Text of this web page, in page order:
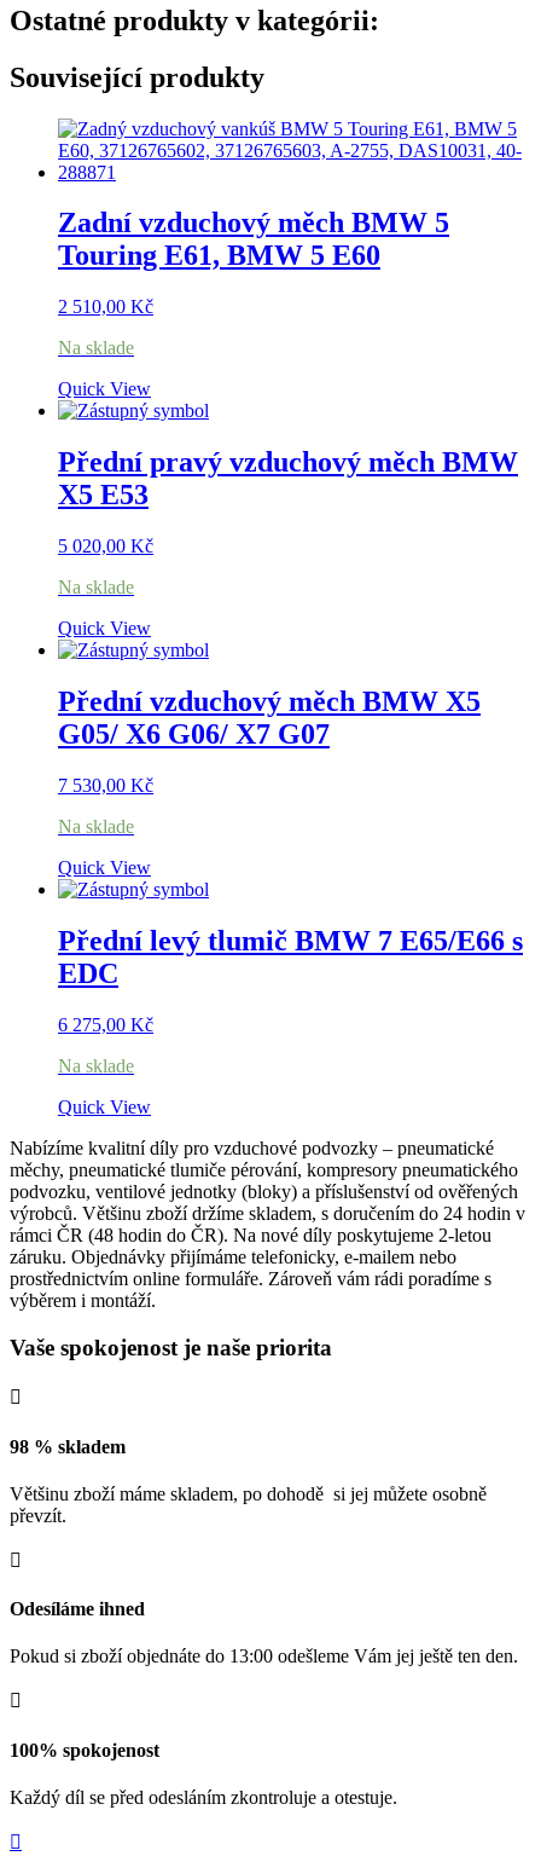
Ostatné produkty v kategórii:
Související produkty
Zadní vzduchový měch BMW 5
Touring E61, BMW 5 E60
2 510,00 Kč
Na sklade
Quick View
Přední pravý vzduchový měch BMW
X5 E53
5 020,00 Kč
Na sklade
Quick View
Přední vzduchový měch BMW X5
G05/ X6 G06/ X7 G07
7 530,00 Kč
Na sklade
Quick View
Přední levý tlumič BMW 7 E65/E66 s
EDC
6 275,00 Kč
Na sklade
Quick View
Nabízíme kvalitní díly pro vzduchové podvozky – pneumatické
měchy, pneumatické tlumiče pérování, kompresory pneumatického
podvozku, ventilové jednotky (bloky) a příslušenství od ověřených
výrobců. Většinu zboží držíme skladem, s doručením do 24 hodin v
rámci ČR (48 hodin do ČR). Na nové díly poskytujeme 2-letou
záruku. Objednávky přijímáme telefonicky, e-mailem nebo
prostřednictvím online formuláře. Zároveň vám rádi poradíme s
výběrem i montáží.
Vaše spokojenost je naše priorita

98 % skladem
Většinu zboží máme skladem, po dohodě si jej můžete osobně
převzít.

Odesíláme ihned
Pokud si zboží objednáte do 13:00 odešleme Vám jej ještě ten den.

100% spokojenost
Každý díl se před odesláním zkontroluje a otestuje.
